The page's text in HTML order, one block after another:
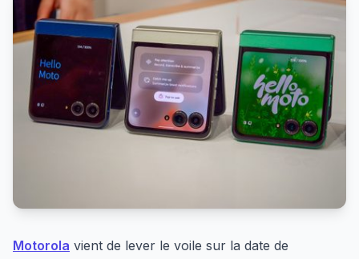
Motorola vient de lever le voile sur la date de